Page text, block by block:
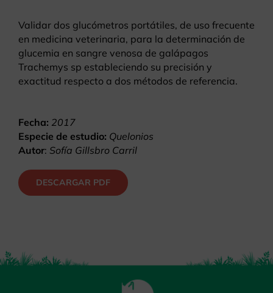
Validar dos glucómetros portátiles, de uso frecuente
en medicina veterinaria, para la determinación de
glucemia en sangre venosa de galápagos
Trachemys sp estableciendo su precisión y
exactitud respecto a dos métodos de referencia.
Fecha: 2017
Especie de estudio: Quelonios
Autor: Sofía Gillsbro Carril
DESCARGAR PDF